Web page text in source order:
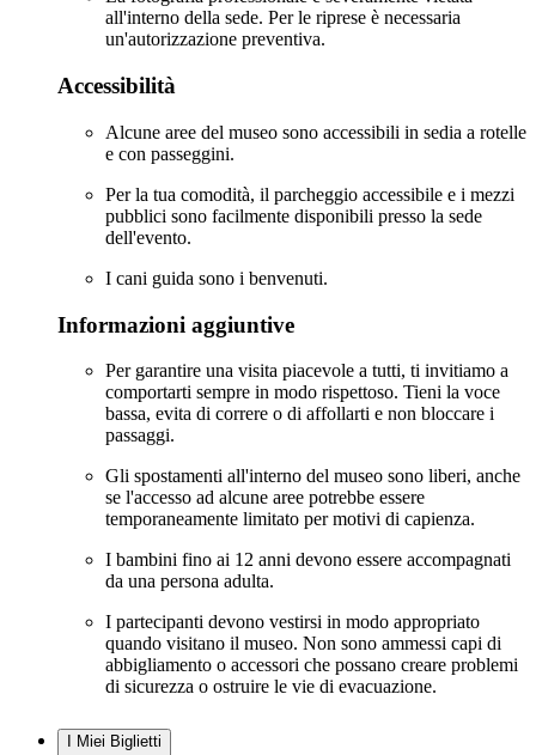
all'interno della sede. Per le riprese è necessaria
un'autorizzazione preventiva.
Accessibilità
Alcune aree del museo sono accessibili in sedia a rotelle
e con passeggini.
Per la tua comodità, il parcheggio accessibile e i mezzi
pubblici sono facilmente disponibili presso la sede
dell'evento.
I cani guida sono i benvenuti.
Informazioni aggiuntive
Per garantire una visita piacevole a tutti, ti invitiamo a
comportarti sempre in modo rispettoso. Tieni la voce
bassa, evita di correre o di affollarti e non bloccare i
passaggi.
Gli spostamenti all'interno del museo sono liberi, anche
se l'accesso ad alcune aree potrebbe essere
temporaneamente limitato per motivi di capienza.
I bambini fino ai 12 anni devono essere accompagnati
da una persona adulta.
I partecipanti devono vestirsi in modo appropriato
quando visitano il museo. Non sono ammessi capi di
abbigliamento o accessori che possano creare problemi
di sicurezza o ostruire le vie di evacuazione.
I Miei Biglietti